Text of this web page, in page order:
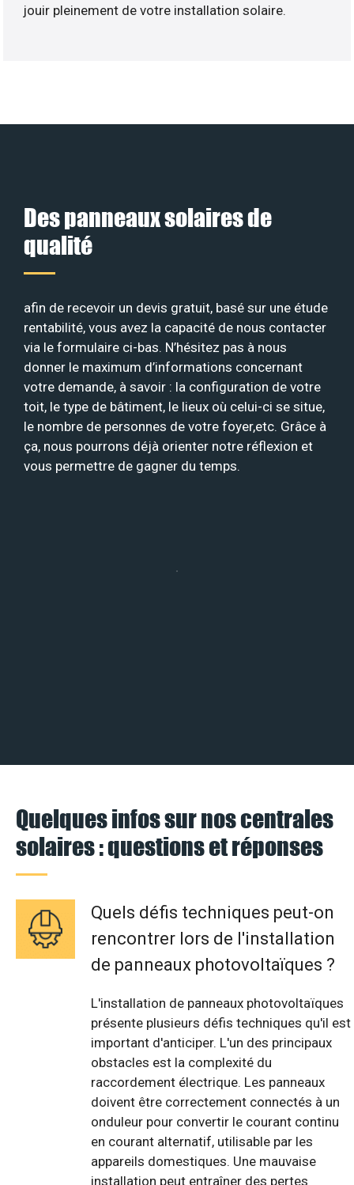
jouir pleinement de votre installation solaire.
Des panneaux solaires de
qualité
afin de recevoir un devis gratuit, basé sur une étude
rentabilité, vous avez la capacité de nous contacter
via le formulaire ci-bas. N’hésitez pas à nous
donner le maximum d’informations concernant
votre demande, à savoir : la configuration de votre
toit, le type de bâtiment, le lieux où celui-ci se situe,
le nombre de personnes de votre foyer,etc. Grâce à
ça, nous pourrons déjà orienter notre réflexion et
vous permettre de gagner du temps.
Quelques infos sur nos centrales
solaires : questions et réponses
Quels défis techniques peut-on
rencontrer lors de l'installation
de panneaux photovoltaïques ?
L'installation de panneaux photovoltaïques
présente plusieurs défis techniques qu'il est
important d'anticiper. L'un des principaux
obstacles est la complexité du
raccordement électrique. Les panneaux
doivent être correctement connectés à un
onduleur pour convertir le courant continu
en courant alternatif, utilisable par les
appareils domestiques. Une mauvaise
installation peut entraîner des pertes